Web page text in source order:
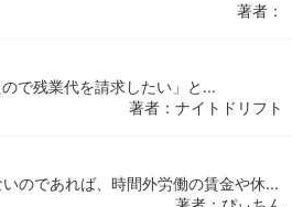
著者：
で残業代を請求したい」と...
著者：ナイトドリフト
のであれば、時間外労働の賃金や休...